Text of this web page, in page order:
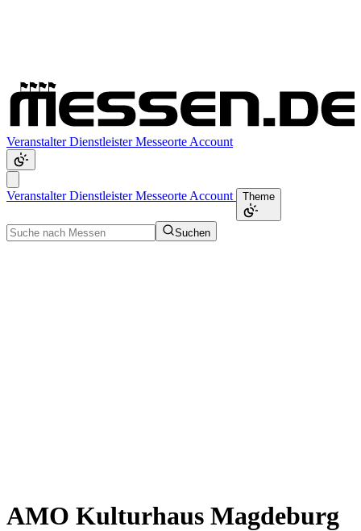
VeranstalterDienstleisterMesseorte Account
VeranstalterDienstleisterMesseorte Account Theme
Suchen
AMO Kulturhaus Magdeburg